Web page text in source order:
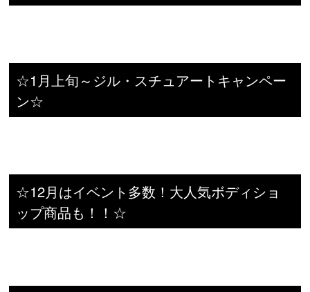
☆1月上旬～ジル・スチュアートキャンペー
ン☆
☆12月はイベント多数！大人気ボディショ
ップ商品も！！☆